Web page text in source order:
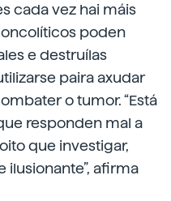
cada vez hai máis
poden
e destruílas
paira axudar
o tumor. “Está
responden mal a
que investigar,
ilusionante”, afirma